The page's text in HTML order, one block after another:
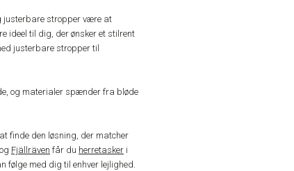
justerbare stropper være at
ideel til dig, der ønsker et stilrent
justerbare stropper til
og materialer spænder fra bløde
finde den løsning, der matcher
og Fjällräven får du herretasker i
følge med dig til enhver lejlighed.